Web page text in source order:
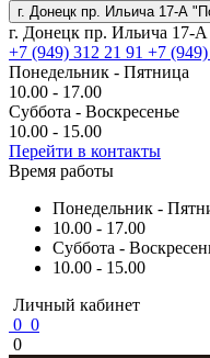
г. Донецк пр. Ильича 17-А
г. Донецк пр. Ильича 17-
+7 (949) 312 21 91 +7
Понедельник - Пятница
10.00 - 17.00
Суббота - Воскресенье
10.00 - 15.00
Перейти в контакты
Время работы
Понедельник -
10.00 - 17.00
Суббота -
10.00 - 15.00
Личный кабинет
0 0
0